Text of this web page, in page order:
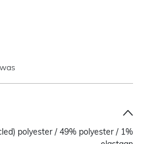
polyester / 49% polyester / 1%